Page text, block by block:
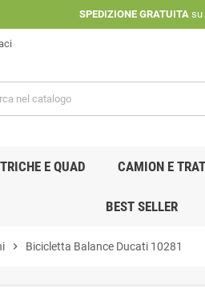
SPEDIZIONE GRATUITAsu
E QUAD CAMION E
BEST SELLER
chevron_right Bicicletta Balance Ducati ‎10281